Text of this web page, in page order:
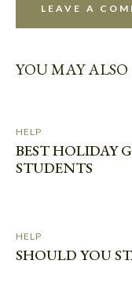
YOU MAY
HELP
BEST HOLIDAY
STUDENTS
HELP
SHOULD YOU